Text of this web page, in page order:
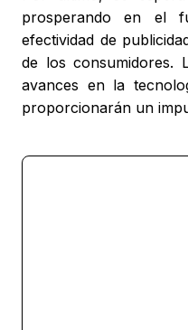
prosperando en el
efectividad de
de los consumidores.
avances en la
proporcionarán un